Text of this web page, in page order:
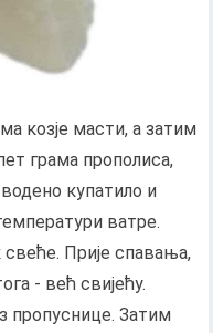
козје масти, а затим
грама прополиса,
купатило и
ватре.
свеће. Прије спавања,
- већ свијећу.
пропуснице. Затим